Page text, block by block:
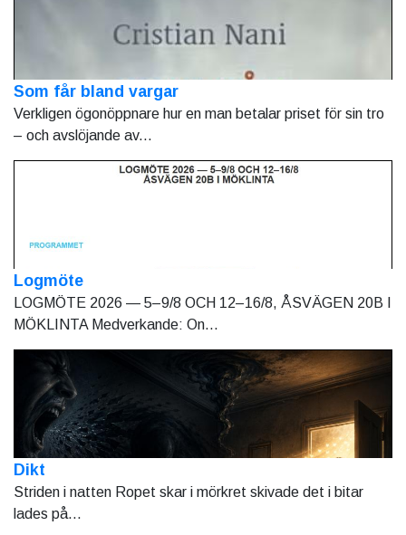
Som får bland vargar
Verkligen ögonöppnare hur en man betalar priset för sin tro
– och avslöjande av...
Logmöte
LOGMÖTE 2026 — 5–9/8 OCH 12–16/8, ÅSVÄGEN 20B I
MÖKLINTA Medverkande: On...
Dikt
Striden i natten Ropet skar i mörkret skivade det i bitar
lades på...